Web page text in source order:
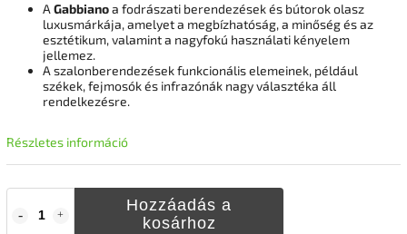
Hozzáadás a
kosárhoz
A Gabbianoa fodrászati berendezések és bútorok olasz
luxusmárkája, amelyet a megbízhatóság, a minőség és az
esztétikum, valamint a nagyfokú használati kényelem
jellemez.
A szalonberendezések funkcionális elemeinek, például
székek, fejmosók és infrazónák nagy választéka áll
rendelkezésre.
Részletes információ